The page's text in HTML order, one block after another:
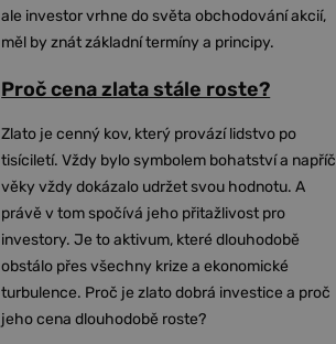
ale investor vrhne do světa obchodování akcií,
měl by znát základní termíny a principy.
Proč cena zlata stále roste?
Zlato je cenný kov, který provází lidstvo po
tisíciletí. Vždy bylo symbolem bohatství a napříč
věky vždy dokázalo udržet svou hodnotu. A
právě v tom spočívá jeho přitažlivost pro
investory. Je to aktivum, které dlouhodobě
obstálo přes všechny krize a ekonomické
turbulence. Proč je zlato dobrá investice a proč
jeho cena dlouhodobě roste?